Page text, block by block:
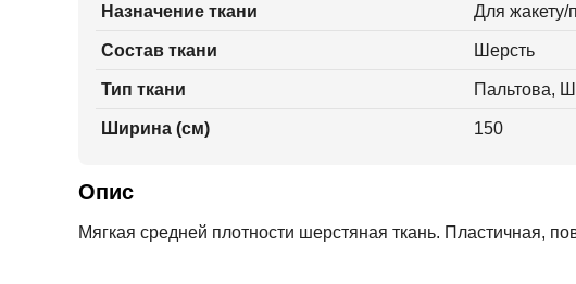
Назначение ткани Для жакету/
Состав ткани Шерсть
Тип ткани Пальтова,
Ширина (см) 150
Опис
Мягкая средней плотности шерстяная ткань. Пластичная,